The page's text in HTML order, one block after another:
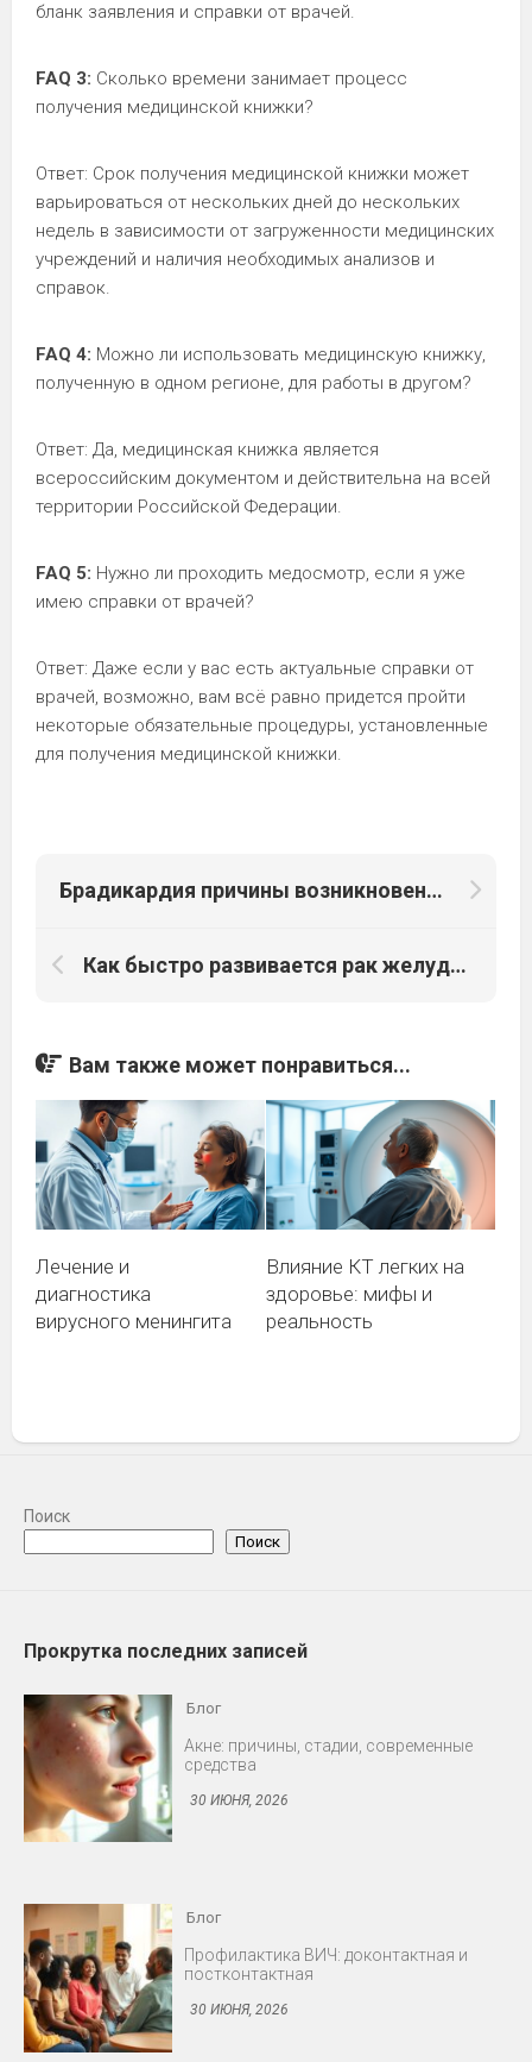
бланк заявления и справки от врачей.
FAQ 3: Сколько времени занимает процесс
получения медицинской книжки?
Ответ: Срок получения медицинской книжки может
варьироваться от нескольких дней до нескольких
недель в зависимости от загруженности медицинских
учреждений и наличия необходимых анализов и
справок.
FAQ 4: Можно ли использовать медицинскую книжку,
полученную в одном регионе, для работы в другом?
Ответ: Да, медицинская книжка является
всероссийским документом и действительна на всей
территории Российской Федерации.
FAQ 5: Нужно ли проходить медосмотр, если я уже
имею справки от врачей?
Ответ: Даже если у вас есть актуальные справки от
врачей, возможно, вам всё равно придется пройти
некоторые обязательные процедуры, установленные
для получения медицинской книжки.
Брадикардия причины возникновения
Как быстро развивается рак желудка от 1 до 4 стадии
Вам также может понравиться...
Лечение и
диагностика
вирусного менингита
Влияние КТ легких на
здоровье: мифы и
реальность
Поиск
Поиск
Прокрутка последних записей
Блог
Профилактика ВИЧ: доконтактная и
постконтактная
30 ИЮНЯ, 2026
Блог
Снижение либидо у мужчин и женщин